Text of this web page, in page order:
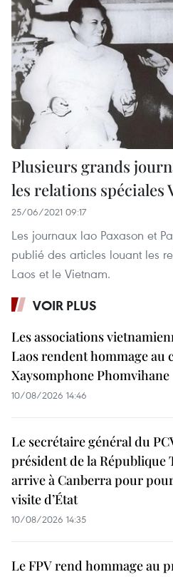
Plusieurs grands
les relations spéciales
25/06/2021 09:17
Les journaux lao Paxason et
publié des articles louant les
Laos et le Vietnam.
VOIR PLUS
Les associations
Laos rendent hommage au
Xaysomphone Phomvihane
10/08/2026 14:46
Le secrétaire général du
président de la République
arrive à Canberra pour
visite d’État
10/08/2026 14:35
Le FPV rend hommage au